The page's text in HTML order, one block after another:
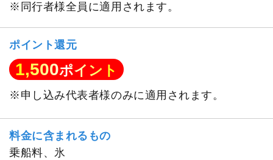
※同行者様全員に適用されます。
ポイント還元
1,500ポイント
※申し込み代表者様のみに適用されます。
料金に含まれるもの
乗船料、氷